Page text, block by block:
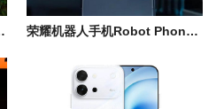
产业链自主发展 荣耀机器人手机Robot Phone亮相上海国际电影节，计划今年三季度正式上市